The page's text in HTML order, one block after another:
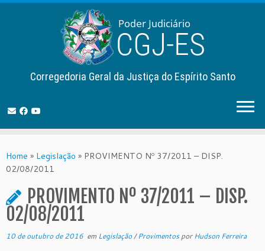
to
content
Corregedoria Geral da Justiça do Espírito Santo
Home » Legislação » PROVIMENTO Nº 37/2011 – DISP.
02/08/2011
PROVIMENTO Nº 37/2011 – DISP.
02/08/2011
10 de outubro de 2016 em Legislação/ProvimentosporHudson Ferreira